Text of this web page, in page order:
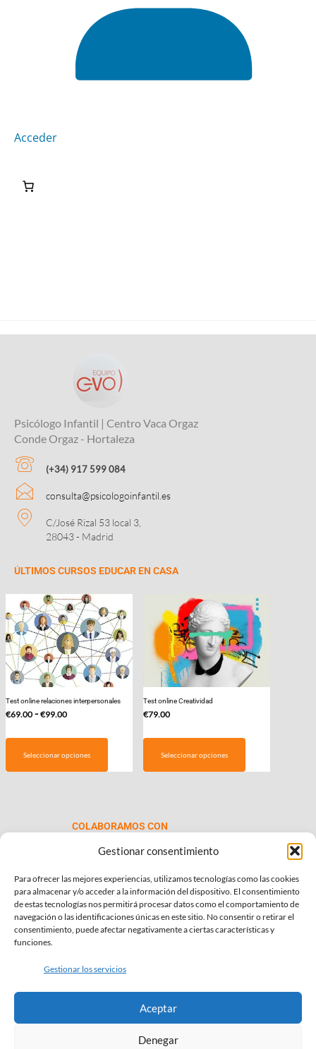
Gestionar consentimiento
Para ofrecer las mejores experiencias, utilizamos tecnologías como las cookies
para almacenar y/o acceder a la información del dispositivo. El consentimiento
de estas tecnologías nos permitirá procesar datos como el comportamiento de
navegación o las identificaciones únicas en este sitio. No consentir o retirar el
consentimiento, puede afectar negativamente a ciertas características y
funciones.
Gestionar los servicios
Aceptar
Denegar
Acceder
Psicólogo Infantil | Centro Vaca Orgaz
Conde Orgaz - Hortaleza
(+34) 917 599 084
consulta@psicologoinfantil.es
C/José Rizal 53 local 3,
28043 - Madrid
ÚLTIMOS CURSOS EDUCAR EN CASA
Test online relaciones interpersonales
€69.00 - €99.00Rango
desde
Seleccionar opciones
opciones
se
elegir
en
la
página
producto
Test online Creatividad
€79.00
Seleccionar opciones
COLABORAMOS CON
INFORMACIÓN DE INTERÉS
Política de Privacidad
Política de Cookies